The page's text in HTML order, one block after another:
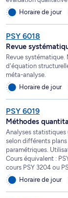
Horaire de jour
PSY 6018
Revue
Revue
d'équation
méta-analyse.
Horaire de jour
PSY 6019
Méthodes
Analyses statistiques
selon différents
paramétriques.
Cours équivalent :
cours PSY 3204 ou
Horaire de jour